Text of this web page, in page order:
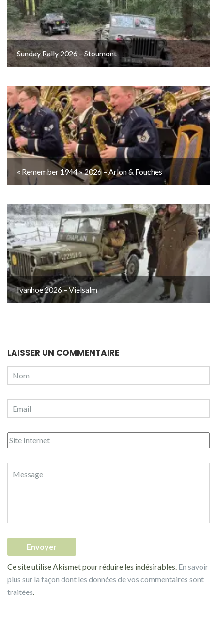
Sunday Rally 2026 – Stoumont
« Remember 1944 » 2026 – Arlon & Fouches
Ivanhoe 2026 – Vielsalm
LAISSER UN COMMENTAIRE
Ce site utilise Akismet pour réduire les indésirables. En savoir
plus sur la façon dont les données de vos commentaires sont
traitées